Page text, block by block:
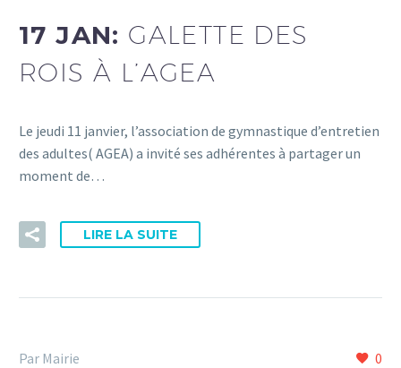
17 JAN: GALETTE DES
ROIS À L’AGEA
Le jeudi 11 janvier, l’association de gymnastique d’entretien
des adultes( AGEA) a invité ses adhérentes à partager un
moment de…
LIRE LA SUITE
0
Par Mairie